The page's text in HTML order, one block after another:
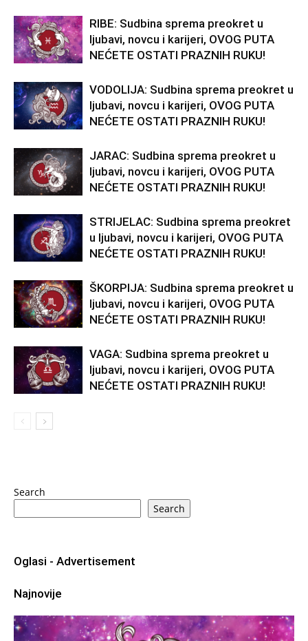
RIBE: Sudbina sprema preokret u
ljubavi, novcu i karijeri, OVOG PUTA
NEĆETE OSTATI PRAZNIH RUKU!
VODOLIJA: Sudbina sprema preokret u
ljubavi, novcu i karijeri, OVOG PUTA
NEĆETE OSTATI PRAZNIH RUKU!
JARAC: Sudbina sprema preokret u
ljubavi, novcu i karijeri, OVOG PUTA
NEĆETE OSTATI PRAZNIH RUKU!
STRIJELAC: Sudbina sprema preokret
u ljubavi, novcu i karijeri, OVOG PUTA
NEĆETE OSTATI PRAZNIH RUKU!
ŠKORPIJA: Sudbina sprema preokret u
ljubavi, novcu i karijeri, OVOG PUTA
NEĆETE OSTATI PRAZNIH RUKU!
VAGA: Sudbina sprema preokret u
ljubavi, novcu i karijeri, OVOG PUTA
NEĆETE OSTATI PRAZNIH RUKU!
Search
Search
Oglasi - Advertisement
Najnovije